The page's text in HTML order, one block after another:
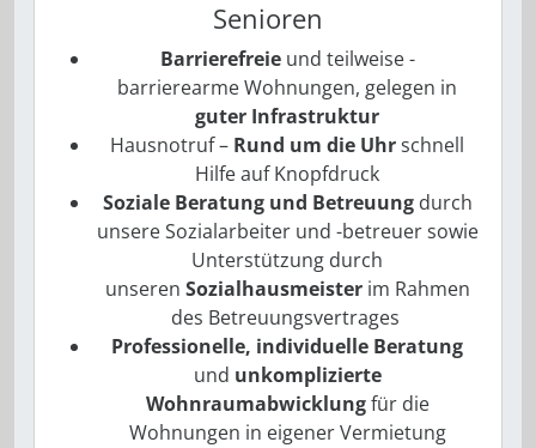
Senioren
Barrierefreie und teilweise ­
barrierearme Wohnungen, gelegen in
guter Infrastruktur
Hausnotruf – Rund um die Uhrschnell
Hilfe auf Knopfdruck
Soziale Beratung und Betreuung durch
unsere Sozialarbeiter und -betreuer sowie
Unterstützung durch
unseren Sozialhausmeister im Rahmen
des Betreuungsvertrages
Professionelle, individuelle Beratung
und ­unkomplizierte
Wohnraumabwicklungfür die
Wohnungen in eigener Vermietung